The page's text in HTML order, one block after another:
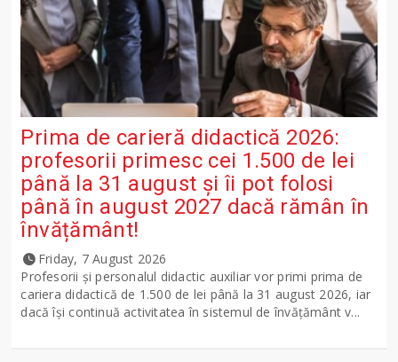
Prima de carieră didactică 2026:
profesorii primesc cei 1.500 de lei
până la 31 august și îi pot folosi
până în august 2027 dacă rămân în
învățământ!
Friday, 7 August 2026
Profesorii și personalul didactic auxiliar vor primi prima de
cariera didactică de 1.500 de lei până la 31 august 2026, iar
dacă își continuă activitatea în sistemul de învățământ v...